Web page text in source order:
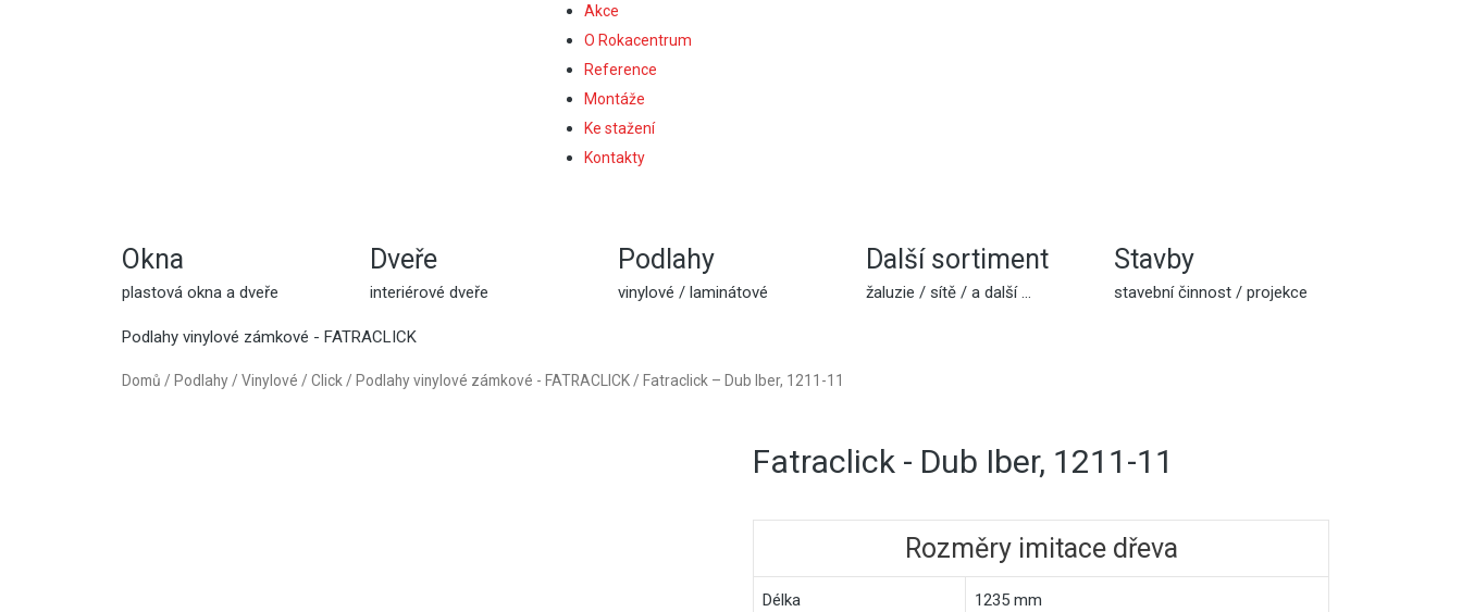
Akce
O Rokacentrum
Reference
Montáže
Ke stažení
Kontakty
Okna
plastová okna a dveře
Dveře
interiérové dveře
Podlahy
vinylové / laminátové
Další sortiment
žaluzie / sítě / a další ...
Stavby
stavební činnost / projekce
Podlahy vinylové zámkové - FATRACLICK
Domů / Podlahy / Vinylové / Click / Podlahy vinylové zámkové - FATRACLICK / Fatraclick – Dub Iber, 1211-11
Fatraclick - Dub Iber, 1211-11
Rozměry imitace dřeva
Délka 1235 mm